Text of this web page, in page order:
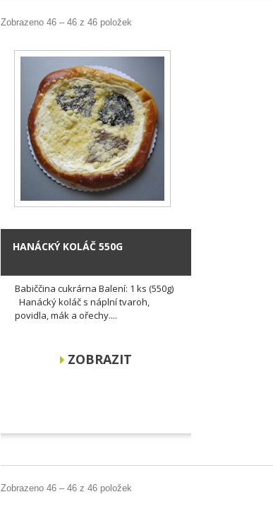
Zobrazeno 46 – 46 z 46 položek
HANÁCKÝ KOLÁČ 550G
Babiččina cukrárna Balení: 1 ks (550g)
Hanácký koláč s náplní tvaroh,
povidla, mák a ořechy....
ZOBRAZIT
Zobrazeno 46 – 46 z 46 položek